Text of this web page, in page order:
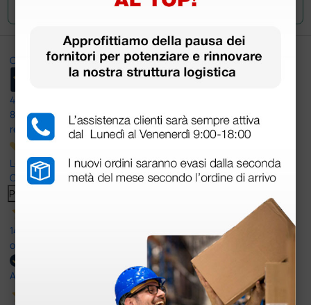
Ottimo
4,6
8.330
recensioni
Le nostre recensioni a 4 e 5 stelle.
Clicca qui per leggerle tutte >
Precedente
14 Luglio 2026
ottima
Acquirente verificato